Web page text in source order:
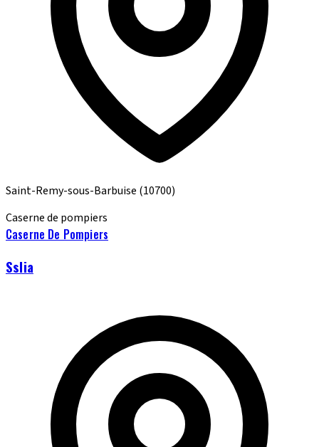
Saint-Remy-sous-Barbuise (10700)
Caserne de pompiers
Caserne De Pompiers
Sslia